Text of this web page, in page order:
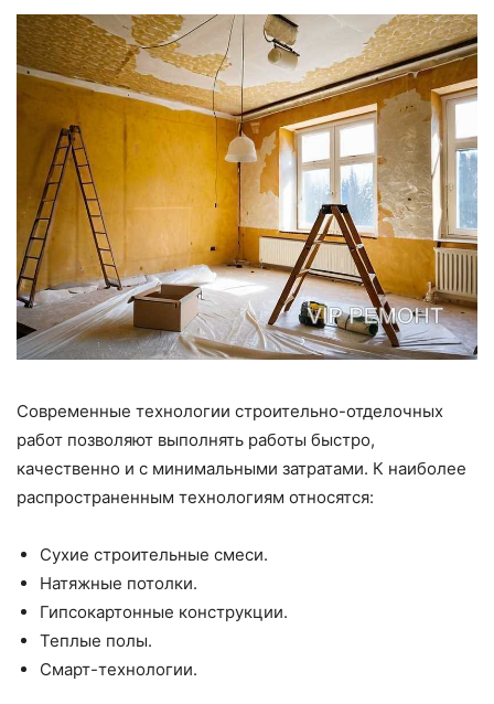
Современные технологии строительно-отделочных
работ позволяют выполнять работы быстро,
качественно и с минимальными затратами. К наиболее
распространенным технологиям относятся:
Сухие строительные смеси.
Натяжные потолки.
Гипсокартонные конструкции.
Теплые полы.
Смарт-технологии.